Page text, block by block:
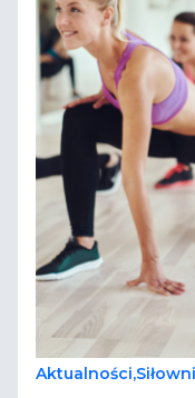
Aktualności,